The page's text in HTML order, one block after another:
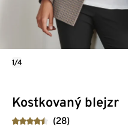
Kostkovaný blejzr
(28)
1/4